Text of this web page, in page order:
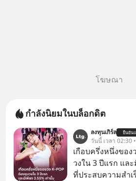
โฆษณา
กำลังนิยมในบล็อกดิต
ลงทุนเกิร์ล ยืนยัน
วันนี้ เวลา 02:30
เกือบครึ่งหนึ่งของ
วงใน 3 ปีแรก แล
ที่ประสบความสำเ